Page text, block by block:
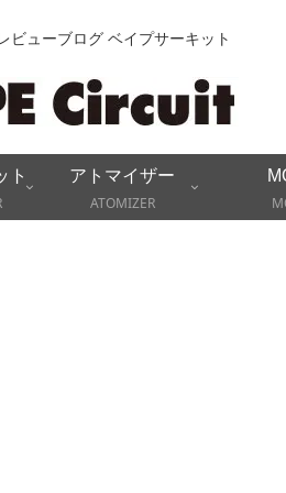
ビューブログ ベイプサーキット
ト
アトマイザー
ATOMIZER